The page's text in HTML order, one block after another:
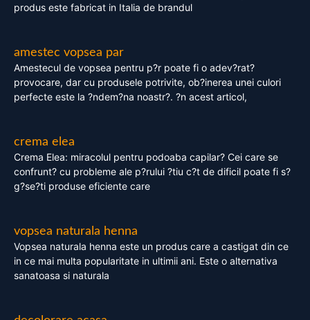
produs este fabricat in Italia de brandul
amestec vopsea par
Amestecul de vopsea pentru p?r poate fi o adev?rat?
provocare, dar cu produsele potrivite, ob?inerea unei culori
perfecte este la ?ndem?na noastr?. ?n acest articol,
crema elea
Crema Elea: miracolul pentru podoaba capilar? Cei care se
confrunt? cu probleme ale p?rului ?tiu c?t de dificil poate fi s?
g?se?ti produse eficiente care
vopsea naturala henna
Vopsea naturala henna este un produs care a castigat din ce
in ce mai multa popularitate in ultimii ani. Este o alternativa
sanatoasa si naturala